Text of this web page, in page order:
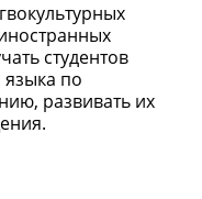
студентов
по
развивать их